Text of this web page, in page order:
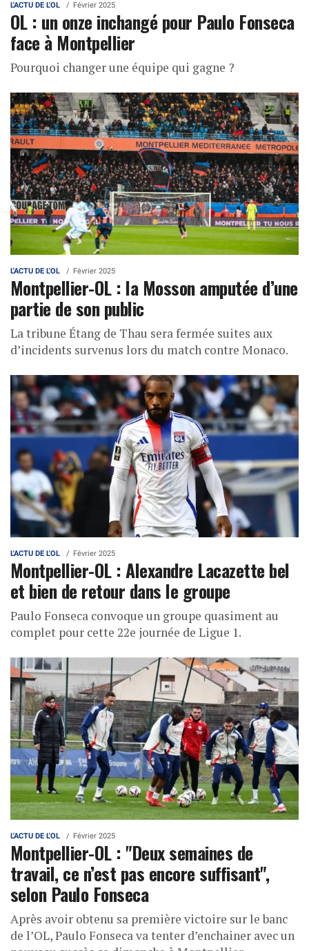
L'ACTU DE L'OL Février 2025
OL : un onze inchangé pour Paulo Fonseca
face à Montpellier
Pourquoi changer une équipe qui gagne ?
L'ACTU DE L'OL Février 2025
Montpellier-OL : la Mosson amputée d’une
partie de son public
La tribune Étang de Thau sera fermée suites aux
d’incidents survenus lors du match contre Monaco.
L'ACTU DE L'OL Février 2025
Montpellier-OL : Alexandre Lacazette bel
et bien de retour dans le groupe
Paulo Fonseca convoque un groupe quasiment au
complet pour cette 22e journée de Ligue 1.
L'ACTU DE L'OL Février 2025
Montpellier-OL : "Deux semaines de
travail, ce n’est pas encore suffisant",
selon Paulo Fonseca
Après avoir obtenu sa première victoire sur le banc
de l’OL, Paulo Fonseca va tenter d’enchainer avec un